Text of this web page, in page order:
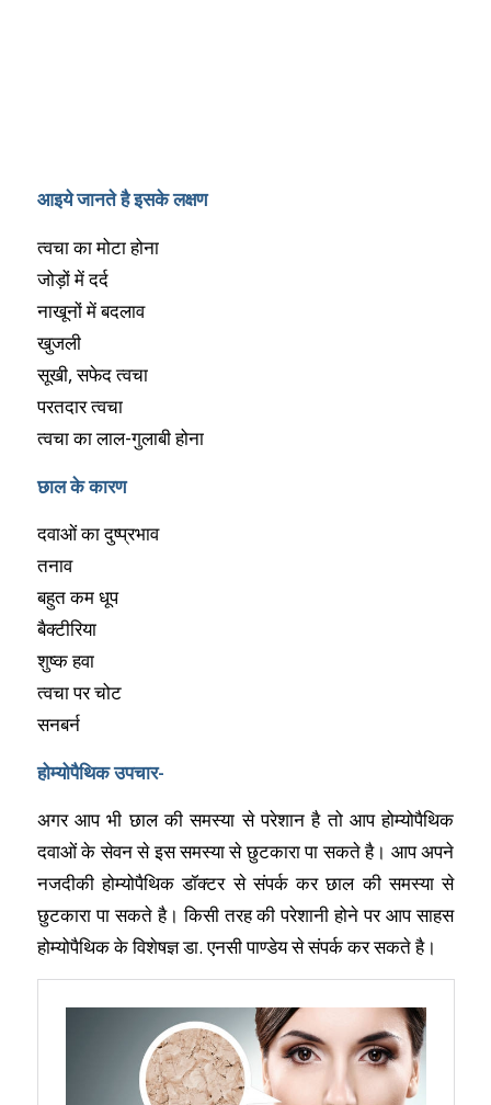
आइये जानते है इसके लक्षण
त्वचा का मोटा होना
जोड़ों में दर्द
नाखूनों में बदलाव
खुजली
सूखी, सफेद त्वचा
परतदार त्वचा
त्वचा का लाल-गुलाबी होना
छाल के कारण
दवाओं का दुष्प्रभाव
तनाव
बहुत कम धूप
बैक्टीरिया
शुष्क हवा
त्वचा पर चोट
सनबर्न
होम्योपैथिक उपचार-
अगर आप भी छाल की समस्या से परेशान है तो आप होम्योपैथिक
दवाओं के सेवन से इस समस्या से छुटकारा पा सकते है। आप अपने
नजदीकी होम्योपैथिक डॉक्टर से संपर्क कर छाल की समस्या से
छुटकारा पा सकते है। किसी तरह की परेशानी होने पर आप साहस
होम्योपैथिक के विशेषज्ञ डा. एनसी पाण्डेय से संपर्क कर सकते है।